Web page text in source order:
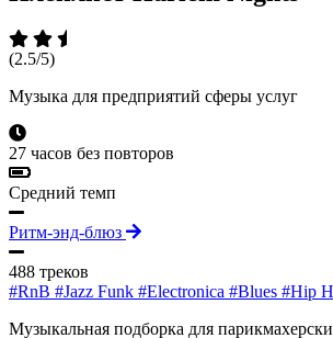
(2.5/5)
Музыка для предприятий сферы услуг
27 часов без повторов
Средний темп
Ритм-энд-блюз
488 треков
#RnB #Jazz Funk #Electronica #Blues #Hip
Музыкальная подборка для